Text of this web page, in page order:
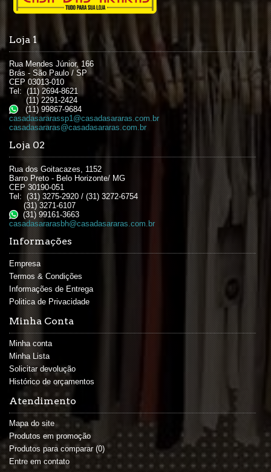
Loja 1
Rua Mendes Júnior, 166
Brás - São Paulo / SP
CEP 03013-010
Tel: (11) 2694-8621
(11) 2291-2424
(11) 99867-9684
casadasararassp1@casadasararas.com.br
casadasararas@casadasararas.com.br
Loja 02
Rua dos Goitacazes, 1152
Barro Preto - Belo Horizonte/ MG
CEP 30190-051
Tel: (31) 3275-2920 / (31) 3272-6754
(31) 3271-6107
(31) 99161-3663
casadasararasbh@casadasararas.com.br
Informações
Empresa
Termos & Condições
Informações de Entrega
Politica de Privacidade
Minha Conta
Minha conta
Minha Lista
Solicitar devolução
Histórico de orçamentos
Atendimento
Mapa do site
Produtos em promoção
Produtos para comparar (0)
Entre em contato